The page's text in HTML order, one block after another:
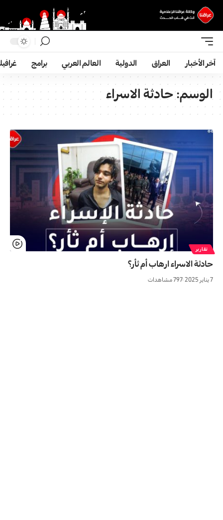
آخر الأخبار العراق الدولية العالم العربي برامج
الوسم:حادثة الاسراء
تقارير
حادثة الاسراء ارهاب أم ثأر؟
7 يناير 2025 797 مشاهدات